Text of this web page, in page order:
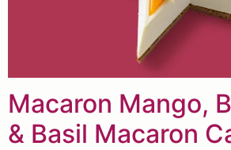
Macaron Mango,
& Basil Macaron